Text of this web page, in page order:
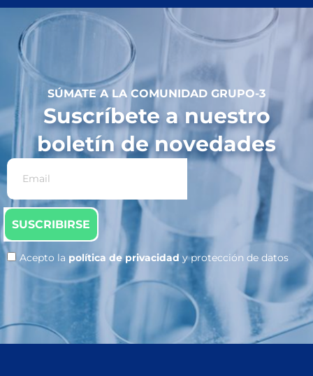
SÚMATE A LA COMUNIDAD GRUPO-3
Suscríbete a nuestro
boletín de novedades
Acepto la política de privacidad y protección de datos
SUSCRIBIRSE